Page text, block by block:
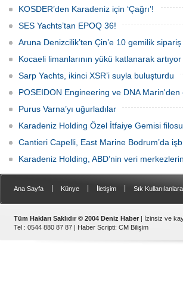
özel üretim
tanımındaki
sistemlerinin
anlattı.
KOSDER’den Karadeniz için ‘Çağrı’!
SES Yachts’tan EPOQ 36!
Aruna Denizcilik’ten Çin’e 10 gemilik sipariş
Kocaeli limanlarının yükü katlanarak artıyor
Sarp Yachts, ikinci XSR’i suyla buluşturdu
POSEIDON Engineering ve DNA
Purus Varna’yı uğurladılar
Karadeniz Holding Özel İtfaiye Gemisi
Cantieri Capelli, East Marine Bodrum’da
Karadeniz Holding, ABD’nin veri
Ana Sayfa Künye İletişim Sık
Tüm Hakları Saklıdır © 2004 Deniz Haber | İzinsiz ve
Tel : 0544 880 87 87 | Haber Scripti: CM Bilişim